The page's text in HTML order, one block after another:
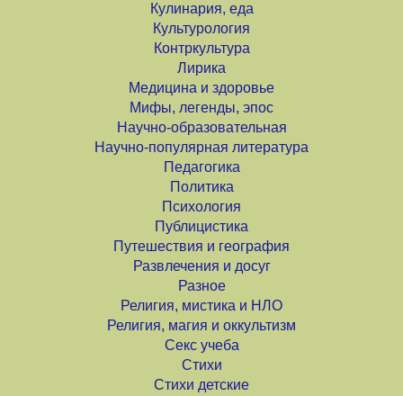
Кулинария, еда
Культурология
Контркультура
Лирика
Медицина и здоровье
Мифы, легенды, эпос
Научно-образовательная
Научно-популярная литература
Педагогика
Политика
Психология
Публицистика
Путешествия и география
Развлечения и досуг
Разное
Религия, мистика и НЛО
Религия, магия и оккультизм
Секс учеба
Стихи
Стихи детские